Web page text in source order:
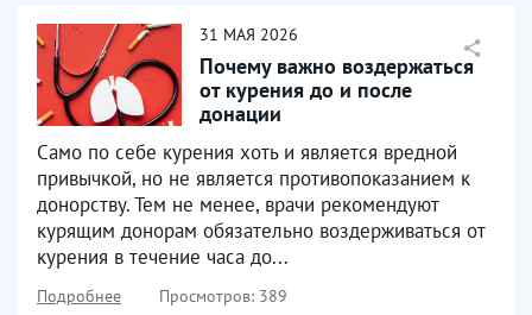
31 МАЯ 2026
Почему важно воздержаться
от курения до и после
донации
Само по себе курения хоть и является вредной
привычкой, но не является противопоказанием к
донорству. Тем не менее, врачи рекомендуют
курящим донорам обязательно воздерживаться от
курения в течение часа до...
Подробнее Просмотров: 389